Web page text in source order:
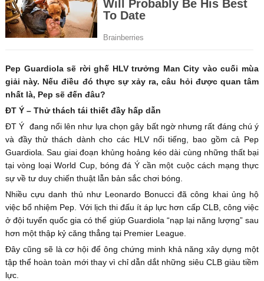
Pep Guardiola sẽ rời ghế HLV trưởng Man City vào cuối mùa
giải này. Nếu điều đó thực sự xảy ra, câu hỏi được quan tâm
nhất là, Pep sẽ đến đâu?
ĐT Ý – Thử thách tái thiết đầy hấp dẫn
ĐT Ý đang nổi lên như lựa chọn gây bất ngờ nhưng rất đáng chú ý
và đầy thử thách dành cho các HLV nổi tiếng, bao gồm cả Pep
Guardiola. Sau giai đoạn khủng hoảng kéo dài cùng những thất bại
tại vòng loại World Cup, bóng đá Ý cần một cuộc cách mạng thực
sự về tư duy chiến thuật lẫn bản sắc chơi bóng.
Nhiều cựu danh thủ như Leonardo Bonucci đã công khai ủng hộ
việc bổ nhiệm Pep. Với lịch thi đấu ít áp lực hơn cấp CLB, công việc
ở đội tuyển quốc gia có thể giúp Guardiola “nạp lại năng lượng” sau
hơn một thập kỷ căng thẳng tại Premier League.
Đây cũng sẽ là cơ hội để ông chứng minh khả năng xây dựng một
tập thể hoàn toàn mới thay vì chỉ dẫn dắt những siêu CLB giàu tiềm
lực.